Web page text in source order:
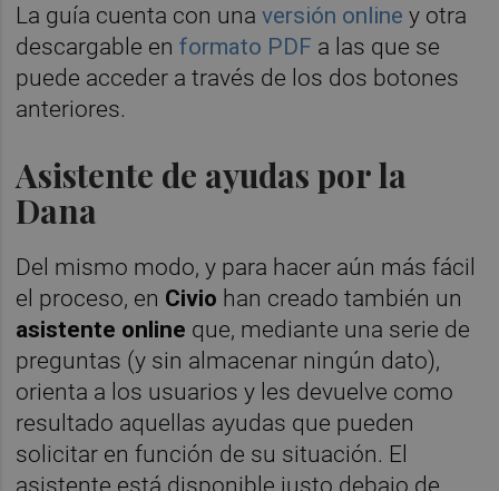
La guía cuenta con unaversión online y otra
descargable enformato PDF a las que se
puede acceder a través de los dos botones
anteriores.
Asistente de ayudas por la
Dana
Del mismo modo, y para hacer aún más fácil
el proceso, en Civio han creado también un
asistente online que, mediante una serie de
preguntas (y sin almacenar ningún dato),
orienta a los usuarios y les devuelve como
resultado aquellas ayudas que pueden
solicitar en función de su situación. El
asistente está disponible justo debajo de